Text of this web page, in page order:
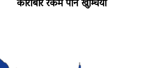
कारोबार रकम पनि खुम्चियो